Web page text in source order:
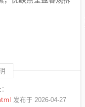
发布于 2026-04-27